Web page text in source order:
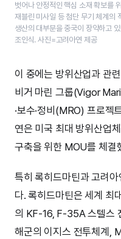
벗어나 안정적인 핵심 소재 확보를
재블린 미사일 등 첨단 무기 체계의
생산의 대부분을 중국이 장악하고
조인식. 사진=고려아연 제공
이 중에는 방위산업과 관
비거 마린 그룹(Vigor
·보수·정비(MRO) 프로젝
연은 미국 최대 방위산업
구축을 위한 MOU를 체결
특히 록히드마틴과 고려
다. 록히드마틴은 세계 최
의 KF-16, F-35A 스텔스
해군의 이지스 전투체계,